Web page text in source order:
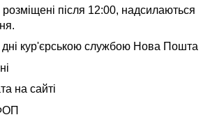
після 12:00, надсилаються
дні кур'єрською службою Нова Пошта
на сайті